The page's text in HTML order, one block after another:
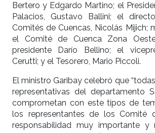
Bertero y Edgardo Martino; el
Palacios, Gustavo Ballini; el
Comités de Cuencas, Nicolás Mijich;
el Comité de Cuenca Zona
presidente Darío Bellino; el
Cerutti; y el Tesorero, Mario Piccoli.
El ministro Garibay celebró que
representativas del departamento
comprometan con este tipos de
los representantes de los Comité
responsabilidad muy importante y